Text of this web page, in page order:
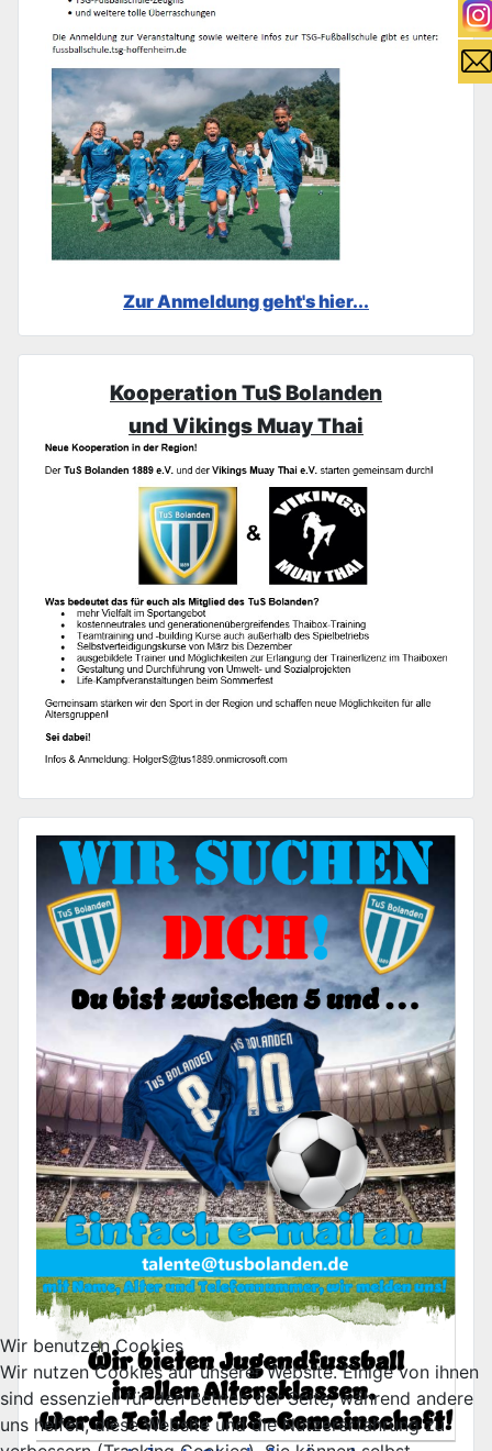
Zur Anmeldung geht's hier...
Kooperation TuS Bolanden
und Vikings Muay Thai
Wir benutzen Cookies
Wir nutzen Cookies auf unserer Website. Einige von ihnen
sind essenziell für den Betrieb der Seite, während andere
uns helfen, diese Website und die Nutzererfahrung zu